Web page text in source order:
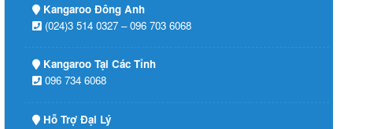
Kangaroo Đông Anh
(024)3 514 0327 – 096 703 6068
Kangaroo Tại Các Tỉnh
096 734 6068
Hỗ Trợ Đại Lý